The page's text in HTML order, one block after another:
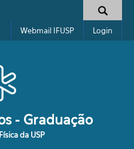
de busca
Webmail IFUSP Login
- Graduação
da USP